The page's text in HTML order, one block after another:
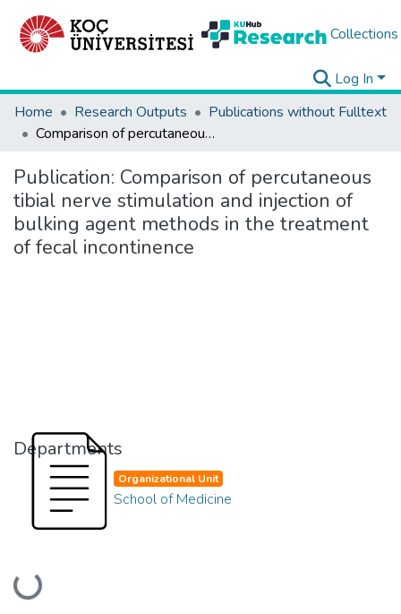
Collections
Log In
Home
Research Outputs
Publications without Fulltext
Comparison of percutaneous tibial nerve stimulation and injection of bulking agent methods in the treatment of fecal incontinence
Publication: Comparison of percutaneous
tibial nerve stimulation and injection of
bulking agent methods in the treatment
of fecal incontinence
Departments
Organizational Unit
School of Medicine